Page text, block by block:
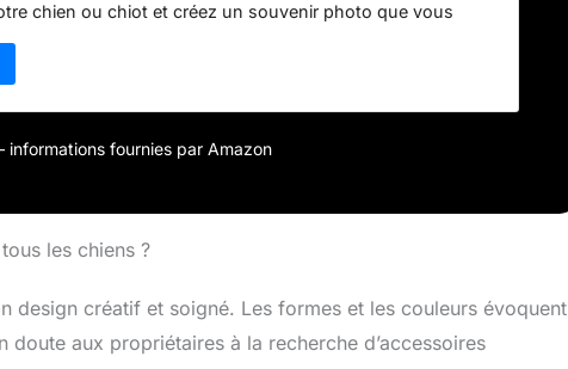
chien ou chiot et créez un souvenir photo que vous
avec un couineur et un soda pop couineur avec une paille
jouet pour animal de compagnie a un couinement fort
fou qui fera vraiment remuer la queue de votre chiot Cet
parfait pour votre chien ou chiot cette saison des
du jouet pour chien : environ 12,7 x 10,2 x 2,5
informations fournies par Amazon
les chiens ?
design créatif et soigné. Les formes et les couleurs évoquent
aux propriétaires à la recherche d’accessoires